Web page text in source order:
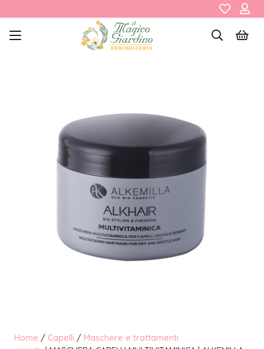
Home / Capelli / Maschere e trattamenti